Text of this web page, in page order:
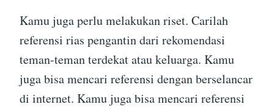
Kamu juga perlu melakukan riset. Carilah
referensi rias pengantin dari rekomendasi
teman-teman terdekat atau keluarga. Kamu
juga bisa mencari referensi dengan berselancar
di internet. Kamu juga bisa mencari referensi